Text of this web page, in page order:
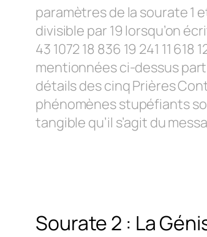
paramètres de la sourate 1
divisible par 19 lorsqu’on
43 1072 18 836 19 241 11
mentionnées ci-dessus
détails des cinq Prières
phénomènes stupéfiants
tangible qu’il s’agit du
Sourate 2 : La